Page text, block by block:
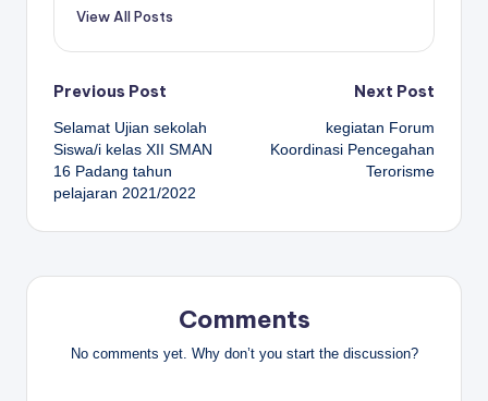
View All Posts
Post
navigation
Previous Post
Selamat Ujian sekolah
Siswa/i kelas XII SMAN
16 Padang tahun
pelajaran 2021/2022
Next Post
kegiatan Forum
Koordinasi Pencegahan
Terorisme
Comments
No comments yet. Why don’t you start the discussion?